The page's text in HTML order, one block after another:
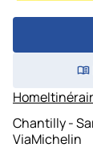
Home
Chantilly -
ViaMichelin